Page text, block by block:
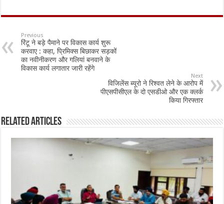
e
b
o
o
at
sA
p
p
ai ar
Previous
रिंटू ने बड़े पैमाने पर विकास कार्य शुरू
करवाए : कहा, प्रिमिक्स बिछाकर सड़कों
का नवीनीकरण और गलियां बनवाने के
विकास कार्य लगातार जारी रहेंगे
Next
विजिलेंस ब्यूरो ने रिश्वत लेने के आरोप में
पीएसपीसीएल के दो एसडीओ और एक क्लर्क
किया गिरफ्तार
Related Articles